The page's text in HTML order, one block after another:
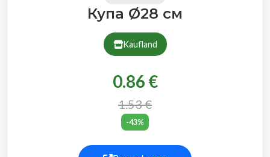
Купа Ø28 см
Kaufland
0.86 €
1.53 €
-43%